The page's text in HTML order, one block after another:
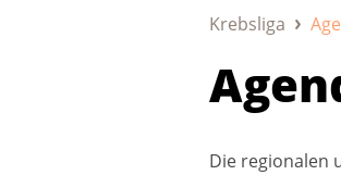
Krebsliga
Die regionalen